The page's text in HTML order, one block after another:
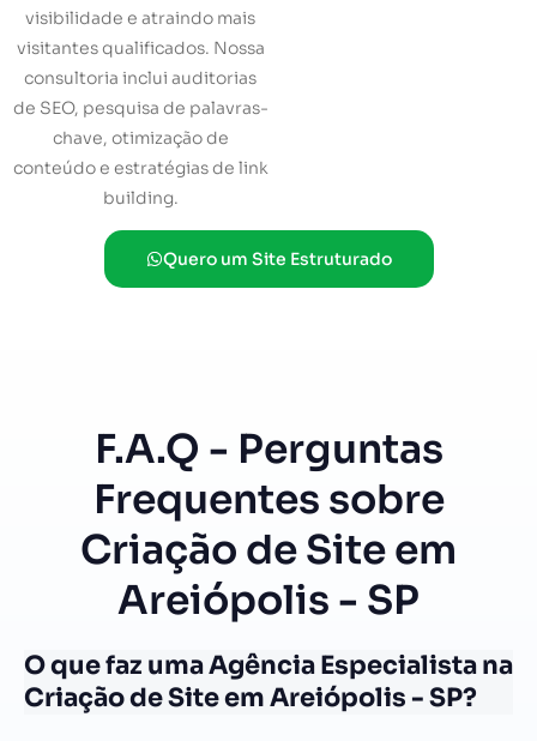
visibilidade e atraindo mais
visitantes qualificados. Nossa
consultoria inclui auditorias
de SEO, pesquisa de palavras-
chave, otimização de
conteúdo e estratégias de link
building.
Quero um Site Estruturado
F.A.Q - Perguntas
Frequentes sobre
Criação de Site em
Areiópolis - SP
O que faz uma Agência Especialista na
Criação de Site em Areiópolis - SP?